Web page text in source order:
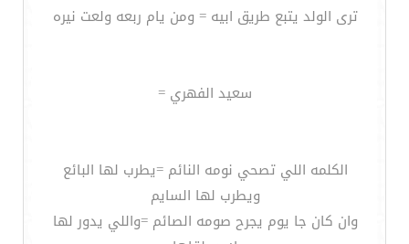
ترى الولد يتبع طريق ابيه = ومن يام ربعه ولعت نيره
سعيد الفهري =
الكلمه اللي تصحي نومه النائم =يطرب لها البائع
ويطرب لها السايم
وان كان جا يوم يجرح صومه الصائم =واللي يدور لها